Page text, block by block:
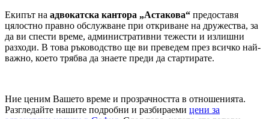
Екипът на адвокатска кантора „Астакова“ предоставя
цялостно правно обслужване при откриване на дружества, за
да ви спести време, административни тежести и излишни
разходи. В това ръководство ще ви преведем през всичко най-
важно, което трябва да знаете преди да стартирате.
Ние ценим Вашето време и прозрачността в отношенията.
Разгледайте нашите подробни и разбираеми цени за